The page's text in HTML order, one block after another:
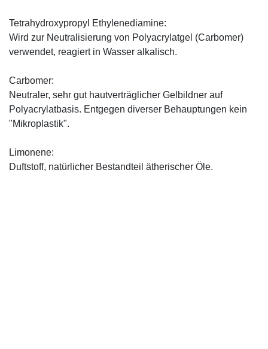
Tetrahydroxypropyl Ethylenediamine:
Wird zur Neutralisierung von Polyacrylatgel (Carbomer)
verwendet, reagiert in Wasser alkalisch.
Carbomer:
Neutraler, sehr gut hautverträglicher Gelbildner auf
Polyacrylatbasis. Entgegen diverser Behauptungen kein
"Mikroplastik".
Limonene:
Duftstoff, natürlicher Bestandteil ätherischer Öle.